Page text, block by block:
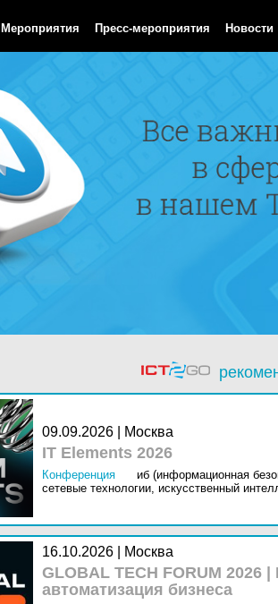
Мероприятия Пресс-мероприятия Новости
09.09.2026 | Москва
IT Elements 2026
Конференция
иб (информационная
сетевые технологии, искусственный
16.10.2026 | Москва
GLOBAL TECH FORUM
автоматизация бизнеса